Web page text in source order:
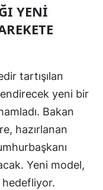
Elazığ
Erzincan
Eskişehir
Gaziantep
Giresun
Gümüşhane
Hakkari
YENI
tartışılan
yeni bir
Bakan
hazırlanan
Yeni model,
hedefliyor.